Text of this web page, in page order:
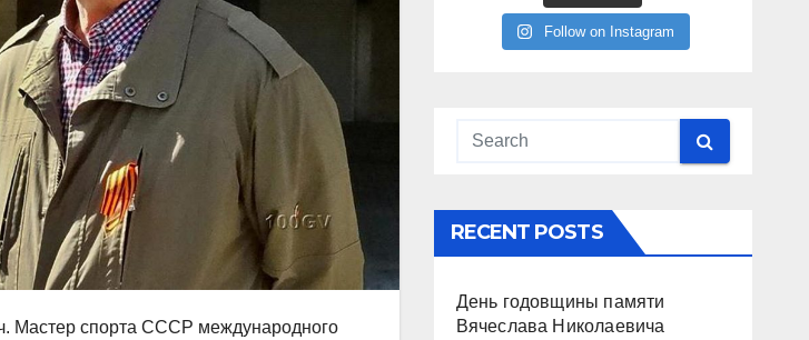
Мастер спорта СССР международного
Follow on Instagram
RECENT POSTS
День годовщины памяти
Вячеслава Николаевича